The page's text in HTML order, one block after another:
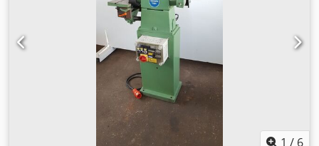
1 / 6